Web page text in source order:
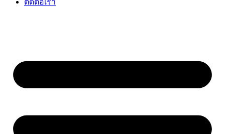
ติดต่อเรา